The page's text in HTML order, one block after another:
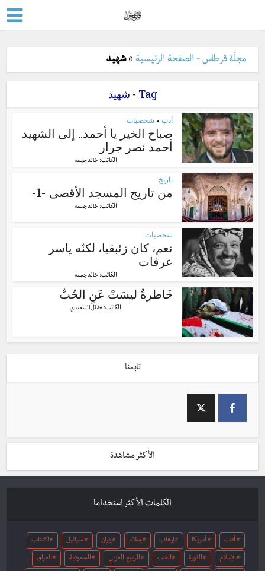
مجلّة قرطاس - الصفحة الرئيسية »شهيد
Tag - شهيد
أدب • شخصيات
صباح الخير يا أحمد.. إلى الشهيد
أحمد نصر جرار
الكاتب:خالد جمعه
تاريخ
من تاريخ المسجد الأقصى -1-
الكاتب:خالد جمعه
شخصيات
نعم، كان زئبقيا، لكنّه ياسر
عرفات
الكاتب:خالد جمعه
خَاطرةٌ ليسَتْ عَنِ الحُبِّ
الكاتب: نضال السعيدي
تابعنا
الأكثر مشاهدة
الكلمات الأكثر استخداما
أدب أمريكا إرهاب إسلام إيران اسرائيل اكتئاب
الإسلام الثورة الحب الربيع العربي السعودية العراق